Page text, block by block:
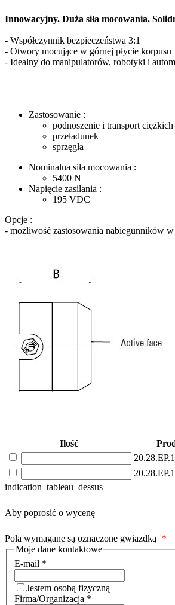
Innowacyjny. Duża siła mocowania.
- Współczynnik bezpieczeństwa 3:1
- Otwory mocujące w górnej płycie korpusu
- Idealny do manipulatorów, robotyki i
Zastosowanie :
podnoszenie i transport
przeładunek
sprzęgła
Nominalna siła mocowania :
5400 N
Napięcie zasilania :
195 VDC
Opcje :
- możliwość zastosowania nabiegunników
Ilość
indication_tableau_dessus
Aby poprosić o wycenę
Pola wymagane są oznaczone gwiazdką *
Moje dane kontaktowe
E-mail *
Jestem osobą fizyczną
Firma/Organizacja *